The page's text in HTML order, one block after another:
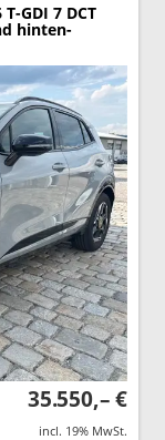
GDI 7 DCT
hinten-
35.550,– €
incl. 19% MwSt.